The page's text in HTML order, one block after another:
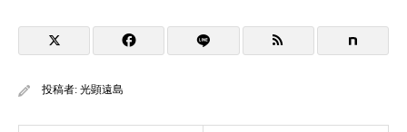
投稿者: 光顕遠島